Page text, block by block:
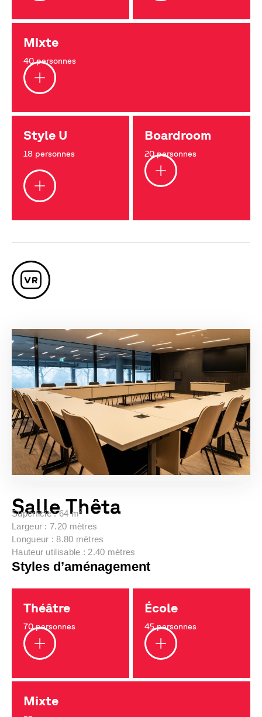
Mixte
40 personnes
Style U
18 personnes
Boardroom
20 personnes
Salle Thêta
Superficie :64 m2
Largeur : 7.20 mètres
Longueur : 8.80 mètres
Hauteur utilisable : 2.40 mètres
Styles d’aménagement
Théâtre
70 personnes
École
45 personnes
Mixte